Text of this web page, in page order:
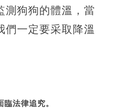
測狗狗的體溫，當
們一定要采取降溫
法律追究。